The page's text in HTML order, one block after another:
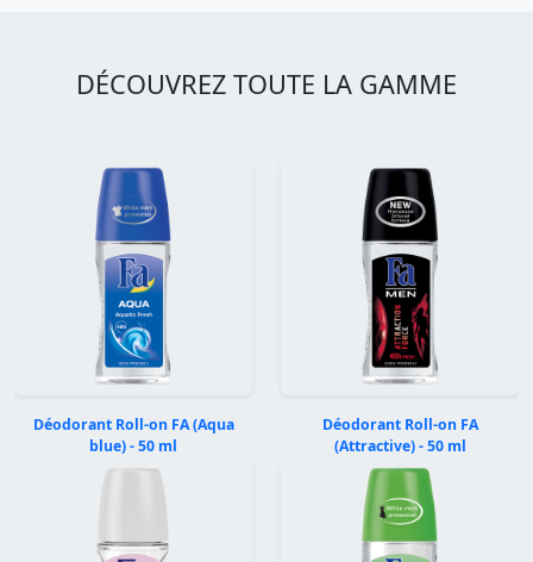
DÉCOUVREZ TOUTE LA GAMME
Déodorant Roll-on FA (Aqua
blue) - 50 ml
Déodorant Roll-on FA
(Attractive) - 50 ml
Précédent